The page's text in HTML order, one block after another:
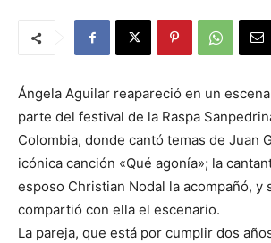
Ángela Aguilar reapareció en un
parte del festival de la Raspa
Colombia, donde cantó temas de Juan
icónica canción «Qué agonía»; la
esposo Christian Nodal la acompañó, y
compartió con ella el escenario.
La pareja, que está por cumplir dos